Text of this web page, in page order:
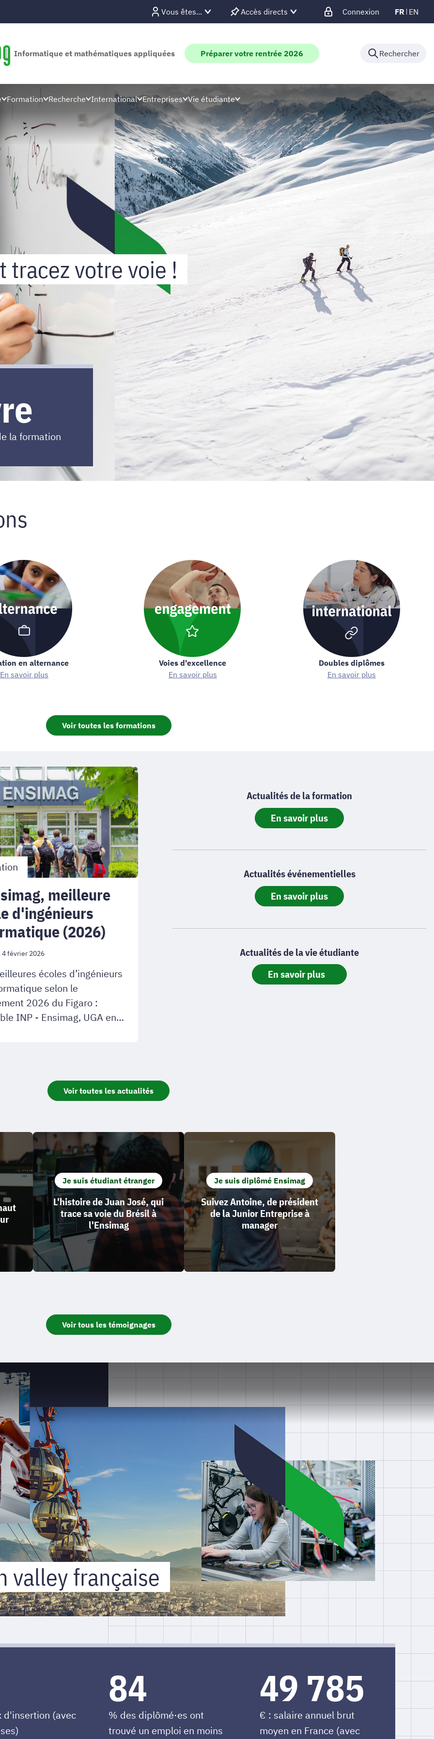
Vous êtes... Accès directs Connexion FR EN
Informatique et mathématiques appliquées Préparer votre rentrée 2026 Rechercher
Formation Recherche International Entreprises Vie étudiante
tracez votre voie !
la formation
en alternance
En savoir plus
Voies d'excellence
En savoir plus
Doubles diplômes
En savoir plus
Voir toutes les formations
meilleure
d'ingénieurs
(2026)
4 février 2026
écoles d’ingénieurs
selon le
2026 du Figaro :
INP - Ensimag, UGA en
Actualités de la formation
En savoir plus
Actualités événementielles
En savoir plus
Actualités de la vie étudiante
En savoir plus
Voir toutes les actualités
Je suis étudiant étranger
L'histoire de Juan José, qui
trace sa voie du Brésil à
l'Ensimag
Je suis diplômé Ensimag
Suivez Antoine, de président
de la Junior Entreprise à
manager
Voir tous les témoignages
valley française
d'insertion (avec
84
% des diplômé·es ont
trouvé un emploi en moins
50 219
€ : salaire annuel brut
moyen en France (avec